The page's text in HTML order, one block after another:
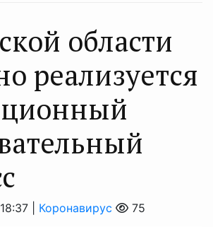
области
реализуется
| Коронавирус 75